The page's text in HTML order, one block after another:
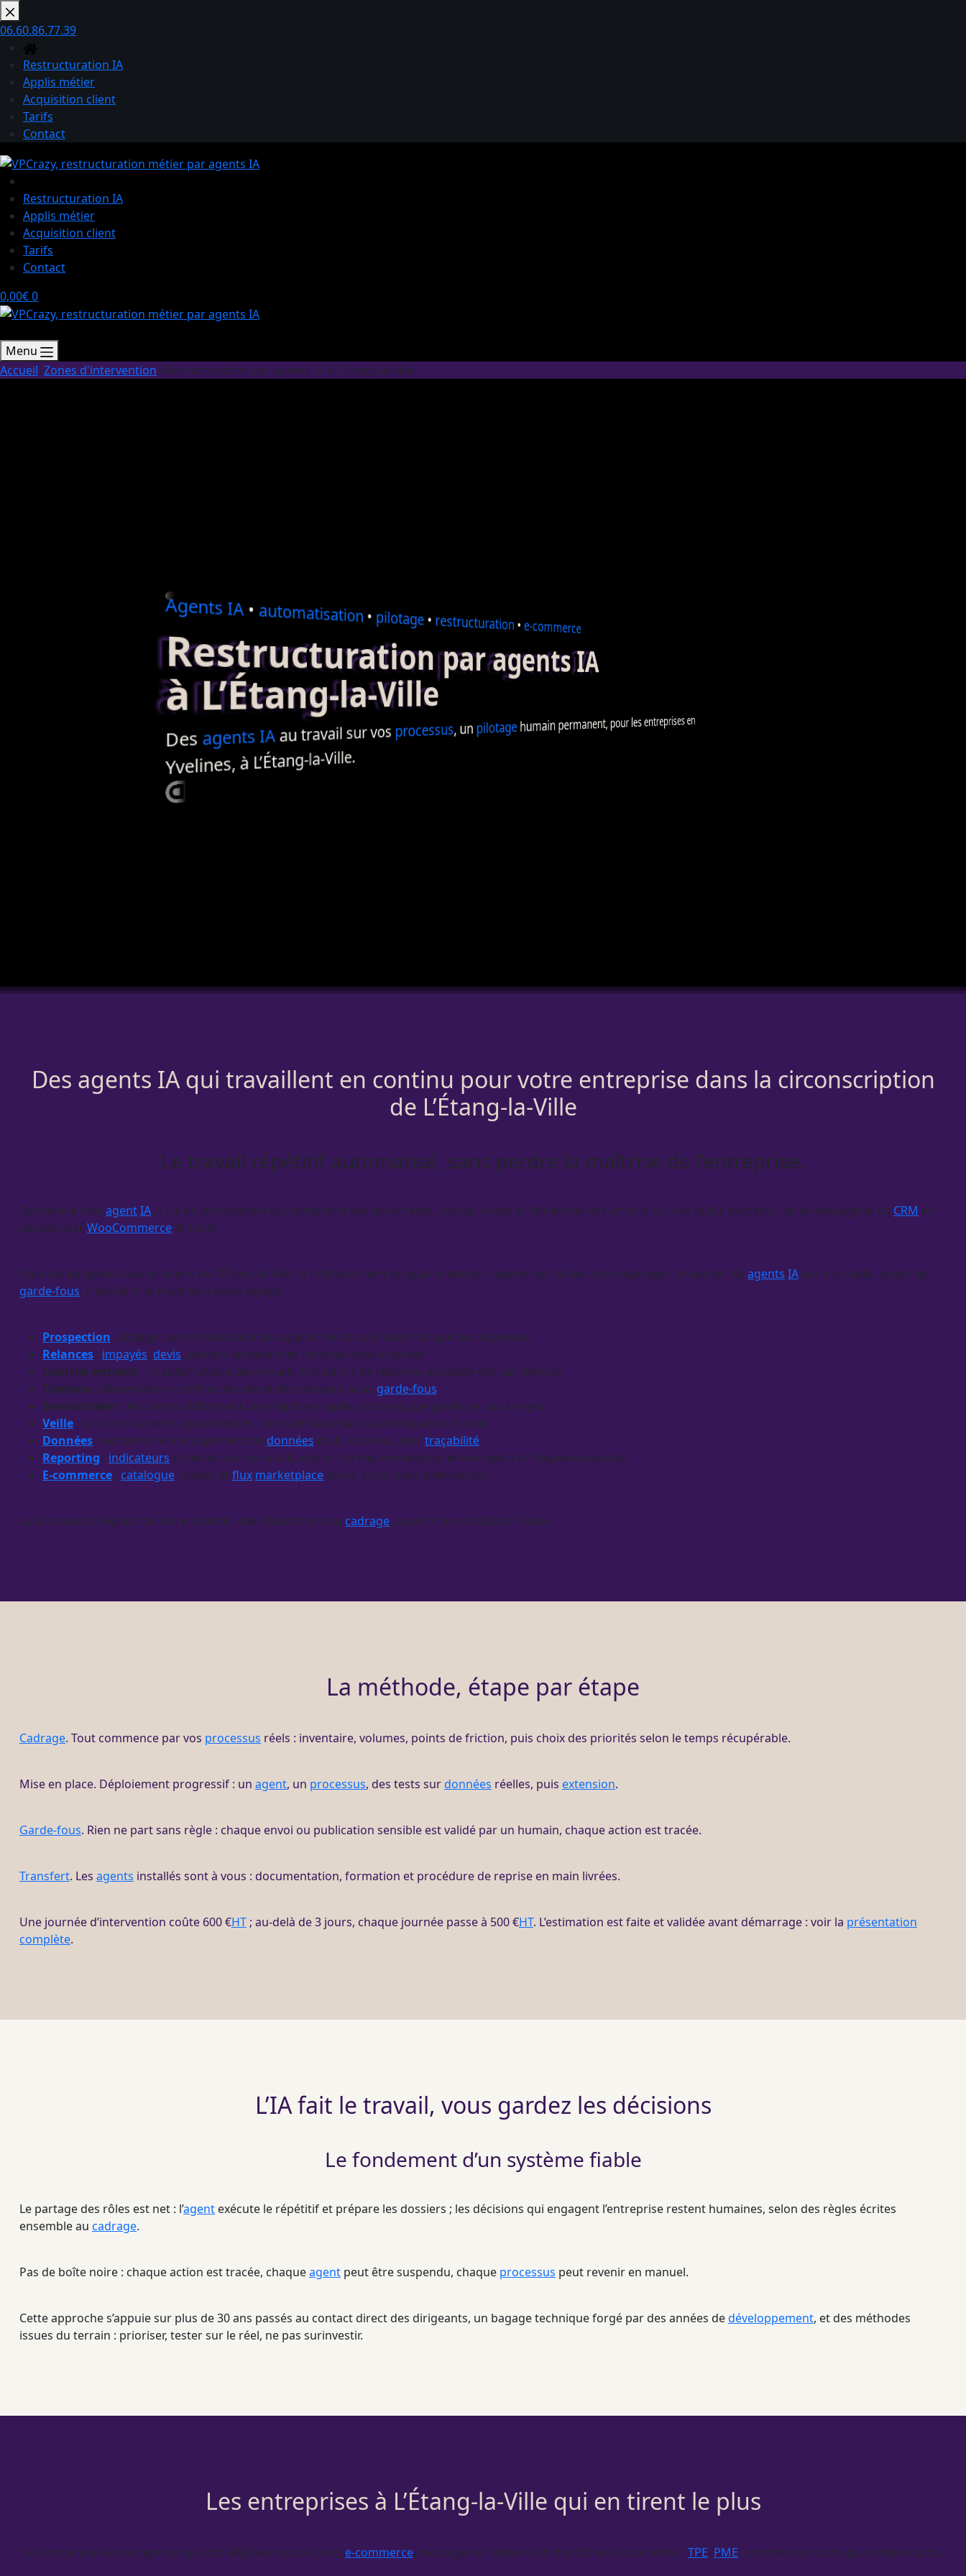
Passer
au
contenu
06.60.86.77.39
Restructuration IA
Applis métier
Acquisition client
Tarifs
Contact
Restructuration IA
Applis métier
Acquisition client
Tarifs
Contact
Panier
d’achat
0,00€0
Menu
Accueil Zones d'intervention Restructuration par agents IA à L’Étang-la-Ville
AgentsIA• automatisation• pilotage• restructuration•e-commerce
Restructuration par agents IA
à L’Étang-la-Ville
DesagentsIAau travail sur vosprocessus, unpilotagehumain permanent, pour les entreprises en
Yvelines, à L’Étang-la-Ville.
Des agents IA qui travaillent en continu pour votre entreprise dans la circonscription
de L’Étang-la-Ville
Le travail répétitif automatisé, sans perdre la maîtrise de l’entreprise.
Derrière le mot agentIA, il y a un programme qui comprend vos documents, rédige, classe et déclenche des actions sur vos outils existants, de la messagerie au CRM en
passant par WooCommerce et Excel.
Pour les dirigeants aux environs de L’Étang-la-Ville, la méthode tient en quatre temps : repérer les tâches chronophages, brancher les agents IA sur vos outils, poser les
garde-fous, transférer la maîtrise à votre équipe.
Prospection : ciblage, personnalisation des approches et suivi automatique des réponses
Relances : impayés, devis, paniers abandonnés relancés sans y penser
Courrier entrant : tri automatique des e-mails, brouillons de réponse, escalade des cas délicats
Contenu : alimentation continue du site et des réseaux, sous garde-fous
Service client : les clients obtiennent une réponse rapide, votre équipe garde les cas à enjeu
Veille : prix, concurrents, opportunités : une synthèse claire à la fréquence choisie
Données : extraction et recoupement de données multi-sources, avec traçabilité
Reporting : indicateurs collectés sur vos outils, mis en forme, commentés et envoyés à la fréquence voulue
E-commerce : catalogue, stocks et flux marketplacetenus à jour sans intervention
La liste exacte dépend de votre activité : elle s’établit lors du cadrage, à partir de vos tâches réelles.
La méthode, étape par étape
Cadrage. Tout commence par vos processus réels : inventaire, volumes, points de friction, puis choix des priorités selon le temps récupérable.
Mise en place. Déploiement progressif : un agent, un processus, des tests surdonnées réelles, puis extension.
Garde-fous. Rien ne part sans règle : chaque envoi ou publication sensible est validé par un humain, chaque action est tracée.
Transfert. Les agents installés sont à vous : documentation, formation et procédure de reprise en main livrées.
Une journée d’intervention coûte 600 €HT; au-delà de 3 jours, chaque journée passe à 500 €HT. L’estimation est faite et validée avant démarrage : voir la présentation
complète.
L’IA fait le travail, vous gardez les décisions
Le fondement d’un système fiable
Le partage des rôles est net : l’agent exécute le répétitif et prépare les dossiers ; les décisions qui engagent l’entreprise restent humaines, selon des règles écrites
ensemble au cadrage.
Pas de boîte noire : chaque action est tracée, chaqueagent peut être suspendu, chaque processus peut revenir en manuel.
Cette approche s’appuie sur plus de 30 ans passés au contact direct des dirigeants, un bagage technique forgé par des années dedéveloppement, et des méthodes
issues du terrain : prioriser, tester sur le réel, ne pas surinvestir.
Les entreprises à L’Étang-la-Ville qui en tirent le plus
Le format vise les entreprises qui ont déjà leurs outils (site, e-commerce, messagerie, tableurs) et des tâches récurrentes : TPE, PME, commerces, startups, indépendants.